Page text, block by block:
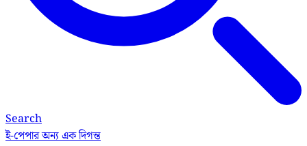
Search
ই-পেপারঅন্য এক দিগন্ত